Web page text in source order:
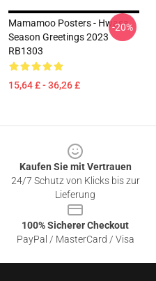
Mamamoo Posters - Hwasa
Season Greetings 2023
RB1303
15,64 £ - 36,26 £
-20%
Kaufen Sie mit Vertrauen
24/7 Schutz von Klicks bis zur
Lieferung
100% Sicherer Checkout
PayPal / MasterCard / Visa